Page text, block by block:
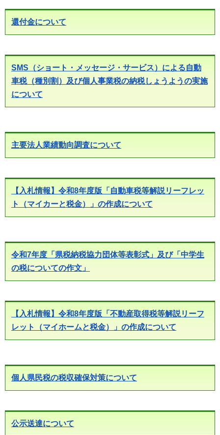
還付金について
SMS（ショート・メッセージ・サービス）による自動
車税（種別割）及び個人事業税の納税しょうようの実施
について
主要法人業績動向調査について
【入札情報】令和8年度版「自動車税等解説リーフレッ
ト（マイカーと税金）」の作成について
令和7年度「県税納税協力団体等表彰式」及び「中学生
の税についての作文」
【入札情報】令和8年度版「不動産取得税等解説リーフ
レット（マイホームと税金）」の作成について
個人県民税の税収確保対策について
公示送達について